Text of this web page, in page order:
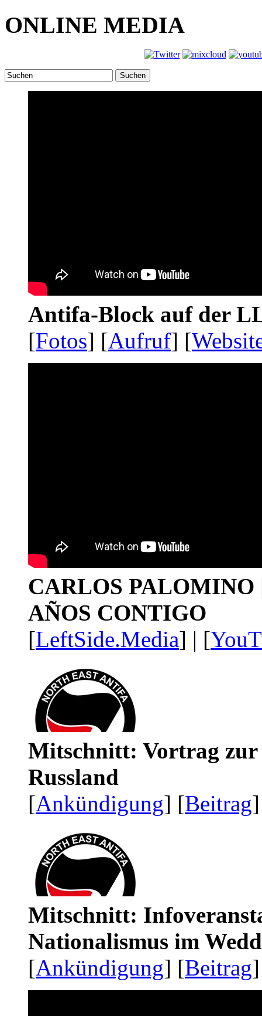
ONLINE MEDIA
Suchen
Antifa-Block auf der
[Fotos] [Aufruf] [
CARLOS PALOMINO
AÑOS CONTIGO
[LeftSide.Media] | [
Mitschnitt: Vortrag zur
Russland
[Ankündigung] [Beitrag
Mitschnitt:
Nationalismus im
[Ankündigung] [Beitrag